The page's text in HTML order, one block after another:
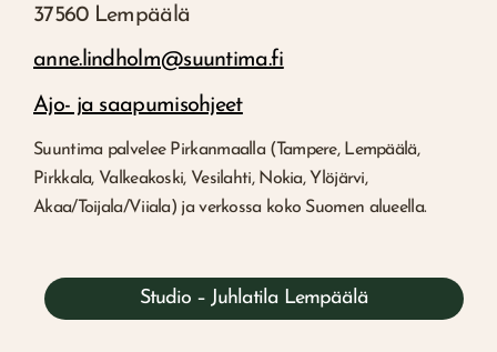
37560 Lempäälä
anne.lindholm@suuntima.fi
Ajo- ja saapumisohjeet
Suuntima palvelee Pirkanmaalla (Tampere, Lempäälä,
Pirkkala, Valkeakoski, Vesilahti, Nokia, Ylöjärvi,
Akaa/Toijala/Viiala) ja verkossa koko Suomen alueella.
Studio – Juhlatila Lempäälä